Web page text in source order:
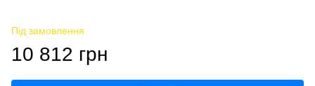
Під замовлення
10 812 грн